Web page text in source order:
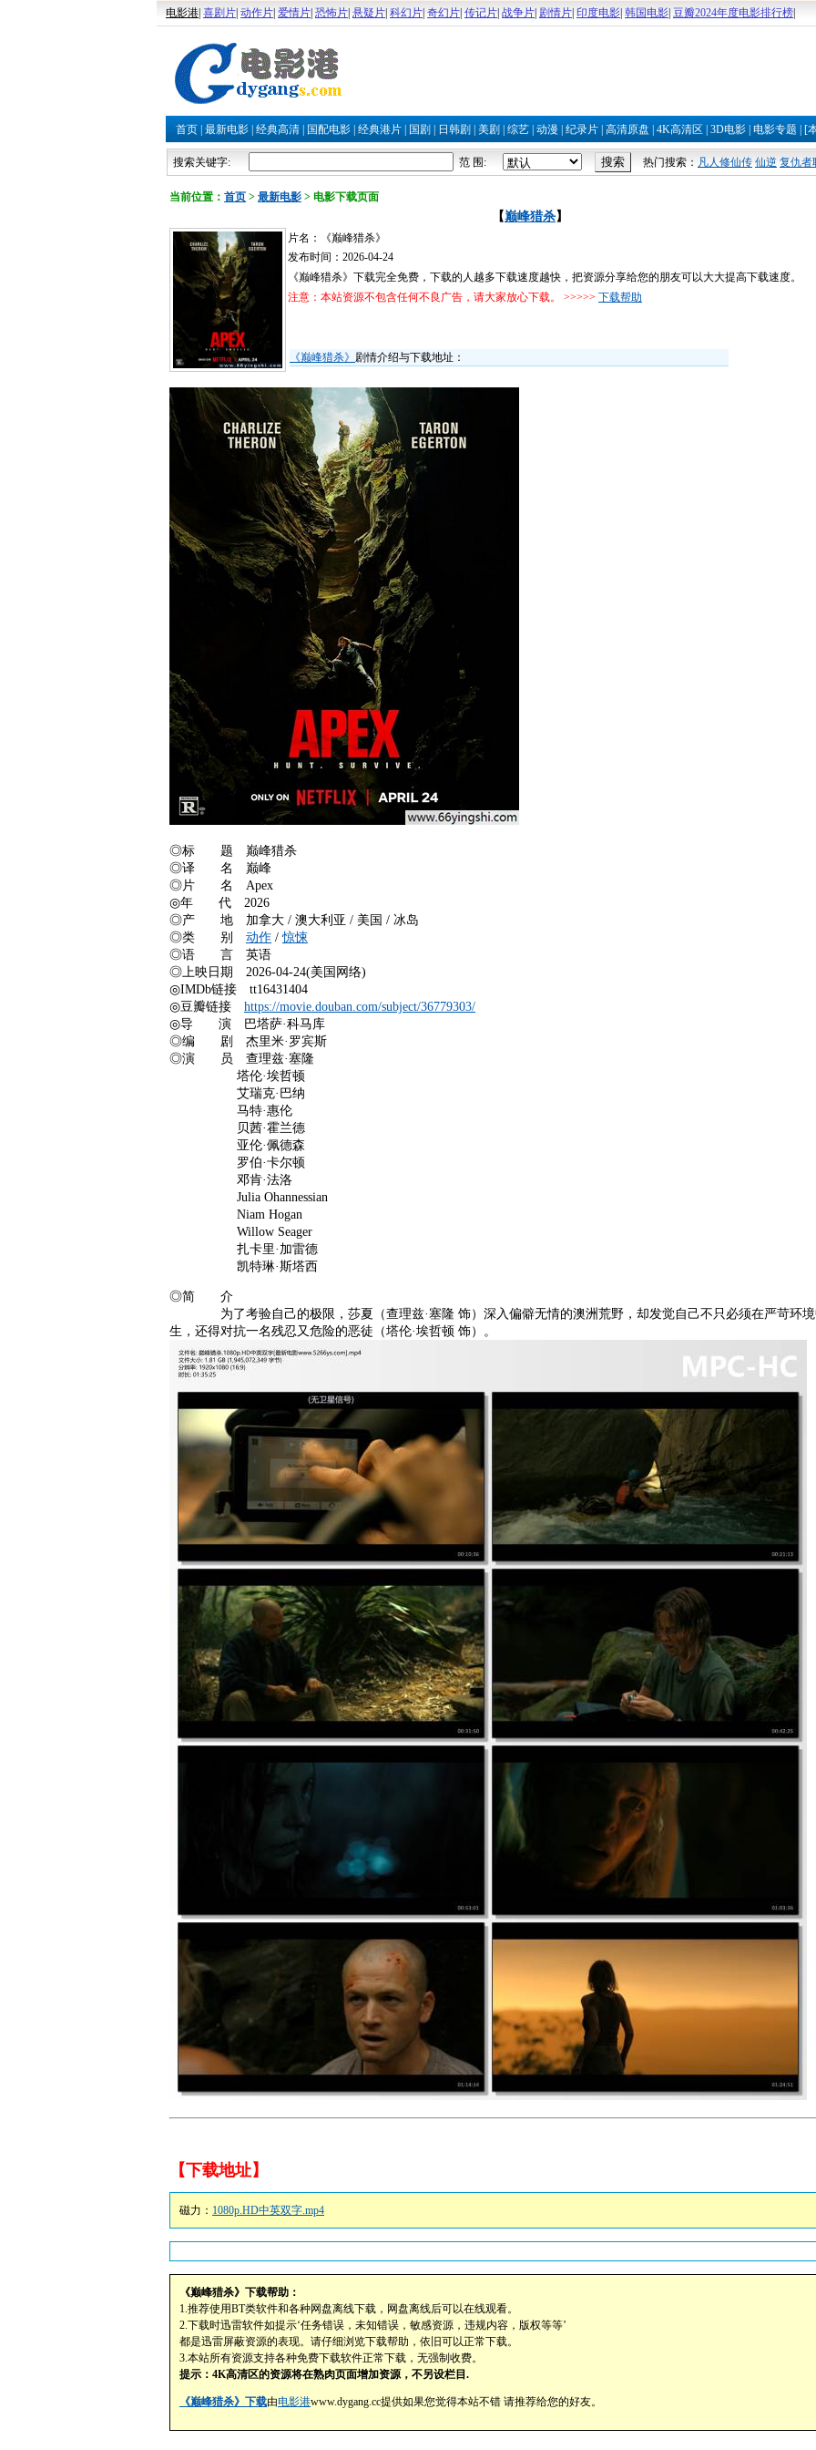
电影港 喜剧片 动作片 爱情片 恐怖片 悬疑片 科幻片 奇幻片 传记片 战争片 剧情片 印度电影 韩国电影 豆瓣2024年度电影排行榜
首页 最新电影 经典高清 国配电影 经典港片 国剧 日韩剧 美剧 综艺 动漫 纪录片 高清原盘 4K高清区 3D电影 电影专题 [
搜索关键字: 范 围: 热门搜索： 凡人修仙传 仙逆 复仇者
当前位置： 首页 > 最新电影 > 电影下载页面
【巅峰猎杀】
片名：《巅峰猎杀》
发布时间：2026-04-24
《巅峰猎杀》下载完全免费，下载的人越多下载速度越快，把资源分享给您的朋友可以大大提高下载速度。
注意：本站资源不包含任何不良广告，请大家放心下载。 >>>>> 下载帮助
《巅峰猎杀》 剧情介绍与下载地址：
◎标 题 巅峰猎杀
◎译 名 巅峰
◎片 名 Apex
◎年 代 2026
◎产 地 加拿大 / 澳大利亚 / 美国 / 冰岛
◎类 别 动作 /惊悚
◎语 言 英语
◎上映日期 2026-04-24(美国网络)
◎IMDb链接 tt16431404
◎豆瓣链接 https://movie.douban.com/subject/36779303/
◎导 演 巴塔萨·科马库
◎编 剧 杰里米·罗宾斯
◎演 员 查理兹·塞隆
塔伦·埃哲顿
艾瑞克·巴纳
马特·惠伦
贝茜·霍兰德
亚伦·佩德森
罗伯·卡尔顿
邓肯·法洛
Julia Ohannessian
Niam Hogan
Willow Seager
扎卡里·加雷德
凯特琳·斯塔西
◎简 介
为了考验自己的极限，莎夏（查理兹·塞隆 饰）深入偏僻无情的澳洲荒野，却发觉自己不只必须在严苛环境
生，还得对抗一名残忍又危险的恶徒（塔伦·埃哲顿 饰）。
【下载地址】
磁力： 1080p.HD中英双字.mp4
《巅峰猎杀》下载帮助：
1.推荐使用BT类软件和各种网盘离线下载，网盘离线后可以在线观看。
2.下载时迅雷软件如提示‘任务错误，未知错误，敏感资源，违规内容，版权等等’
都是迅雷屏蔽资源的表现。请仔细浏览下载帮助，依旧可以正常下载。
3.本站所有资源支持各种免费下载软件正常下载，无强制收费。
提示：4K高清区的资源将在熟肉页面增加资源，不另设栏目.
《巅峰猎杀》下载由电影港www.dygang.cc提供如果您觉得本站不错 请推荐给您的好友。